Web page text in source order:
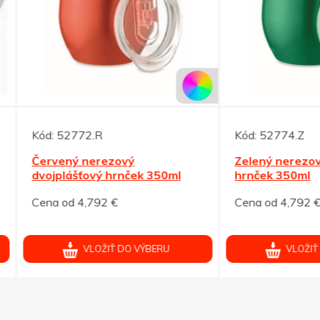
52772.R
nerezový
hrnček 350ml
od 4,792 €
VLOŽIŤ DO VÝBERU
52774.Z
Zelený nerezový
hrnček 350ml
Cena od 4,792 €
VLOŽIŤ DO VÝBERU